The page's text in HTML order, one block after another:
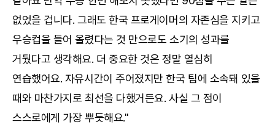
없었을 겁니다. 그래도 한국 프로게이머의 자존심을 지키고
우승컵을 들어 올렸다는 것 만으로도 소기의 성과를
거뒀다고 생각해요. 더 중요한 것은 정말 열심히
연습했어요. 자유시간이 주어졌지만 한국 팀에 소속돼 있을
때와 마찬가지로 최선을 다했거든요. 사실 그 점이
스스로에게 가장 뿌듯해요."